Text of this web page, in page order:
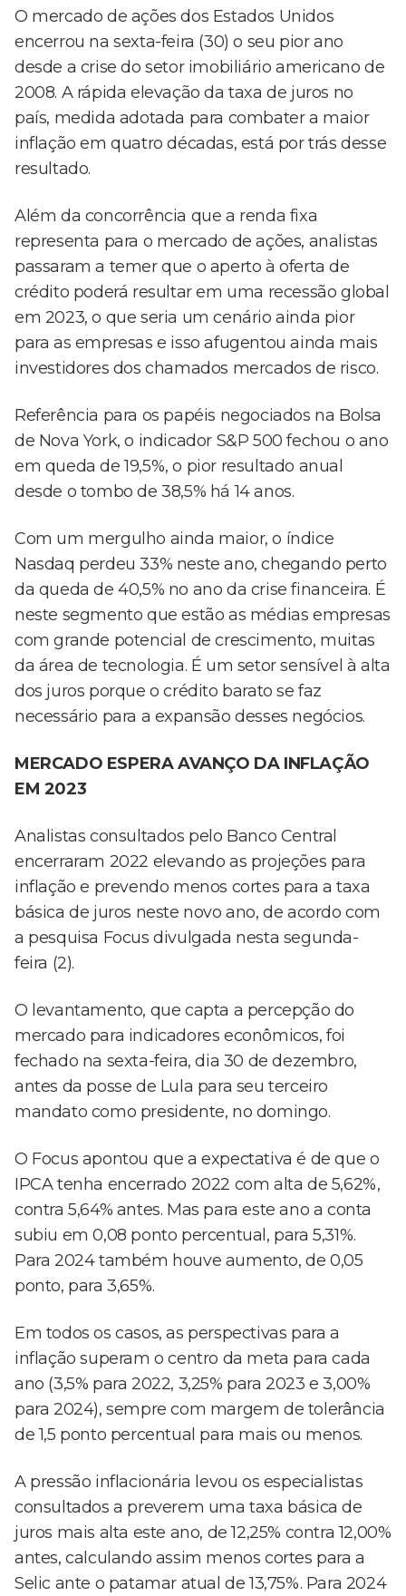
O mercado de ações dos Estados Unidos
encerrou na sexta-feira (30) o seu pior ano
desde a crise do setor imobiliário americano de
2008. A rápida elevação da taxa de juros no
país, medida adotada para combater a maior
inflação em quatro décadas, está por trás desse
resultado.
Além da concorrência que a renda fixa
representa para o mercado de ações, analistas
passaram a temer que o aperto à oferta de
crédito poderá resultar em uma recessão global
em 2023, o que seria um cenário ainda pior
para as empresas e isso afugentou ainda mais
investidores dos chamados mercados de risco.
Referência para os papéis negociados na Bolsa
de Nova York, o indicador S&P 500 fechou o ano
em queda de 19,5%, o pior resultado anual
desde o tombo de 38,5% há 14 anos.
Com um mergulho ainda maior, o índice
Nasdaq perdeu 33% neste ano, chegando perto
da queda de 40,5% no ano da crise financeira. É
neste segmento que estão as médias empresas
com grande potencial de crescimento, muitas
da área de tecnologia. É um setor sensível à alta
dos juros porque o crédito barato se faz
necessário para a expansão desses negócios.
MERCADO ESPERA AVANÇO DA INFLAÇÃO
EM 2023
Analistas consultados pelo Banco Central
encerraram 2022 elevando as projeções para
inflação e prevendo menos cortes para a taxa
básica de juros neste novo ano, de acordo com
a pesquisa Focus divulgada nesta segunda-
feira (2).
O levantamento, que capta a percepção do
mercado para indicadores econômicos, foi
fechado na sexta-feira, dia 30 de dezembro,
antes da posse de Lula para seu terceiro
mandato como presidente, no domingo.
O Focus apontou que a expectativa é de que o
IPCA tenha encerrado 2022 com alta de 5,62%,
contra 5,64% antes. Mas para este ano a conta
subiu em 0,08 ponto percentual, para 5,31%.
Para 2024 também houve aumento, de 0,05
ponto, para 3,65%.
Em todos os casos, as perspectivas para a
inflação superam o centro da meta para cada
ano (3,5% para 2022, 3,25% para 2023 e 3,00%
para 2024), sempre com margem de tolerância
de 1,5 ponto percentual para mais ou menos.
A pressão inflacionária levou os especialistas
consultados a preverem uma taxa básica de
juros mais alta este ano, de 12,25% contra 12,00%
antes, calculando assim menos cortes para a
Selic ante o patamar atual de 13,75%. Para 2024